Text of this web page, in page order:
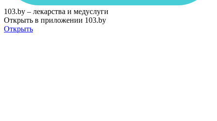
103.by – лекарства и медуслуги
Открыть в приложении 103.by
Открыть